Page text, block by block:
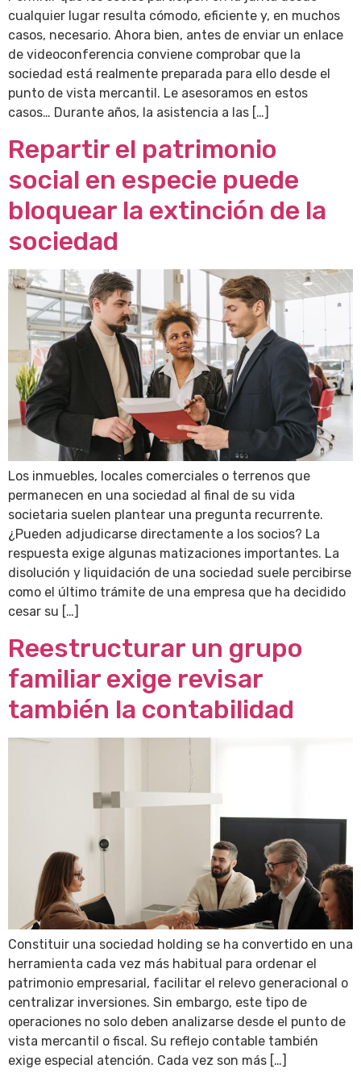
cualquier lugar resulta cómodo, eficiente y, en muchos
casos, necesario. Ahora bien, antes de enviar un enlace
de videoconferencia conviene comprobar que la
sociedad está realmente preparada para ello desde el
punto de vista mercantil. Le asesoramos en estos
casos… Durante años, la asistencia a las […]
Repartir el patrimonio
social en especie puede
bloquear la extinción de la
sociedad
Los inmuebles, locales comerciales o terrenos que
permanecen en una sociedad al final de su vida
societaria suelen plantear una pregunta recurrente.
¿Pueden adjudicarse directamente a los socios? La
respuesta exige algunas matizaciones importantes. La
disolución y liquidación de una sociedad suele percibirse
como el último trámite de una empresa que ha decidido
cesar su […]
Reestructurar un grupo
familiar exige revisar
también la contabilidad
Constituir una sociedad holding se ha convertido en una
herramienta cada vez más habitual para ordenar el
patrimonio empresarial, facilitar el relevo generacional o
centralizar inversiones. Sin embargo, este tipo de
operaciones no solo deben analizarse desde el punto de
vista mercantil o fiscal. Su reflejo contable también
exige especial atención. Cada vez son más […]